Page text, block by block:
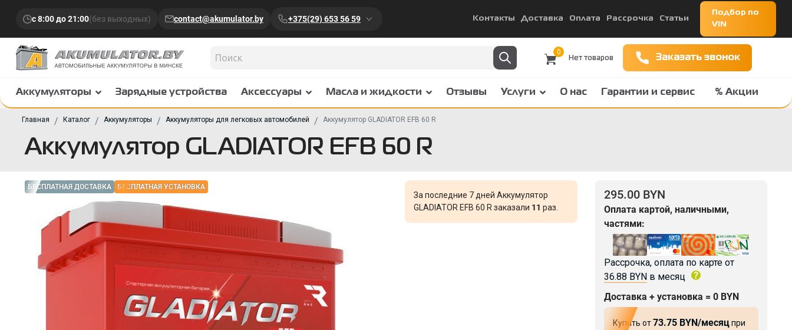
с 8:00 до 21:00(без выходных) contact@akumulator.by +375(29) 653 56 59 Контакты Доставка Оплата Рассрочка Статьи
Подбор по
VIN
0
Заказать звонок
Аккумуляторы Зарядные устройства Аксессуары Масла и жидкости Отзывы Услуги О нас Гарантии и сервис % Акции
Главная Каталог Аккумуляторы Аккумуляторы для легковых автомобилей Аккумулятор GLADIATOR EFB 60 R
Аккумулятор GLADIATOR EFB 60 R
БЕСПЛАТНАЯ ДОСТАВКА БЕСПЛАТНАЯ УСТАНОВКА
За последние 7 дней Аккумулятор
GLADIATOR EFB 60 R заказали 11 раз.
295.00 BYN
Оплата картой, наличными,
частями:
Рассрочка, оплата по карте от
36.88 BYNв месяц
Доставка + установка = 0 BYN
Купить от73.75 BYN/месяцпри